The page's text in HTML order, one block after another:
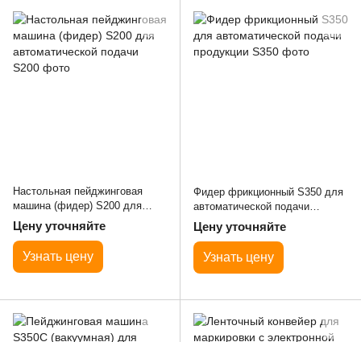
Настольная пейджинговая
машина (фидер) S200 для
автоматической подачи
Цену уточняйте
Узнать цену
Фидер фрикционный S350 для
автоматической подачи
продукции
Цену уточняйте
Узнать цену